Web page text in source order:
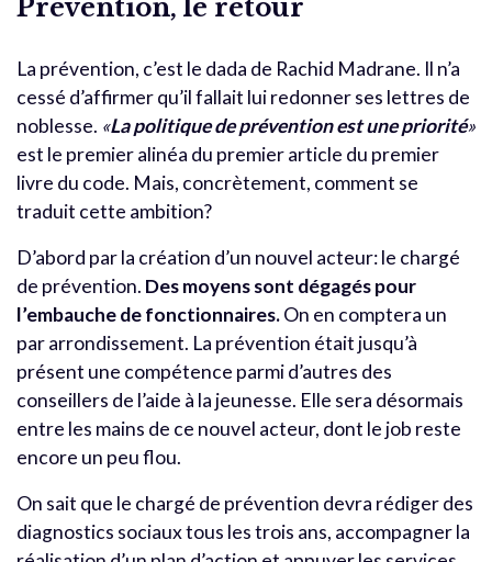
Prévention, le retour
La prévention, c’est le dada de Rachid Madrane. Il n’a
cessé d’affirmer qu’il fallait lui redonner ses lettres de
noblesse. «La politique de prévention est une priorité»
est le premier alinéa du premier article du premier
livre du code. Mais, concrètement, comment se
traduit cette ambition?
D’abord par la création d’un nouvel acteur: le chargé
de prévention. Des moyens sont dégagés pour
l’embauche de fonctionnaires.On en comptera un
par arrondissement. La prévention était jusqu’à
présent une compétence parmi d’autres des
conseillers de l’aide à la jeunesse. Elle sera désormais
entre les mains de ce nouvel acteur, dont le job reste
encore un peu flou.
On sait que le chargé de prévention devra rédiger des
diagnostics sociaux tous les trois ans, accompagner la